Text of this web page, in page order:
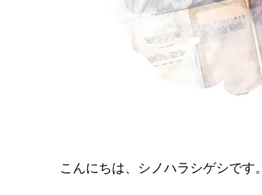
こんにちは、シノハラシゲシです。